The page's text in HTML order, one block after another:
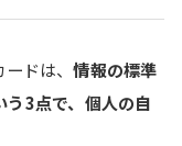
ードは、情報の標準
3点で、個人の自